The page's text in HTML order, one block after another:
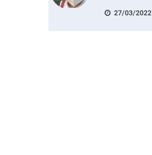
27/03/2022